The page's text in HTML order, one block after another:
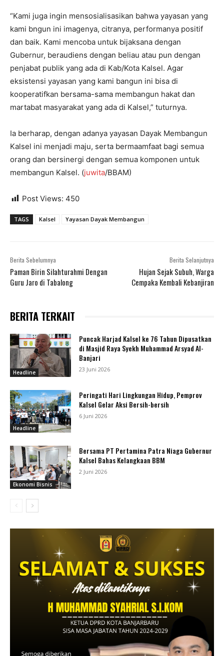
“Kami juga ingin mensosialisasikan bahwa yayasan yang
kami bngun ini imagenya, citranya, performanya positif
dan baik. Kami mencoba untuk bijaksana dengan
Gubernur, beraudiens dengan beliau atau pun dengan
penjabat publik yang ada di Kab/Kota Kalsel. Agar
eksistensi yayasan yang kami bangun ini bisa di
kooperatifkan bersama-sama membangun hakat dan
martabat masyarakat yang ada di Kalsel,” tuturnya.
Ia berharap, dengan adanya yayasan Dayak Membangun
Kalsel ini menjadi maju, serta bermaamfaat bagi semua
orang dan bersinergi dengan semua komponen untuk
membangun Kalsel. (juwita/BBAM)
Post Views: 450
TAGS Kalsel Yayasan Dayak Membangun
Berita Sebelumnya
Paman Birin Silahturahmi Dengan
Guru Jaro di Tabalong
Berita Selanjutnya
Hujan Sejak Subuh, Warga
Cempaka Kembali Kebanjiran
BERITA TERKAIT
Headline
Puncak Harjad Kalsel ke 76 Tahun Dipusatkan
di Masjid Raya Syekh Muhammad Arsyad Al-
Banjari
23 Juni 2026
Headline
Peringati Hari Lingkungan Hidup, Pemprov
Kalsel Gelar Aksi Bersih-bersih
6 Juni 2026
Ekonomi Bisnis
Bersama PT Pertamina Patra Niaga Gubernur
Kalsel Bahas Kelangkaan BBM
2 Juni 2026